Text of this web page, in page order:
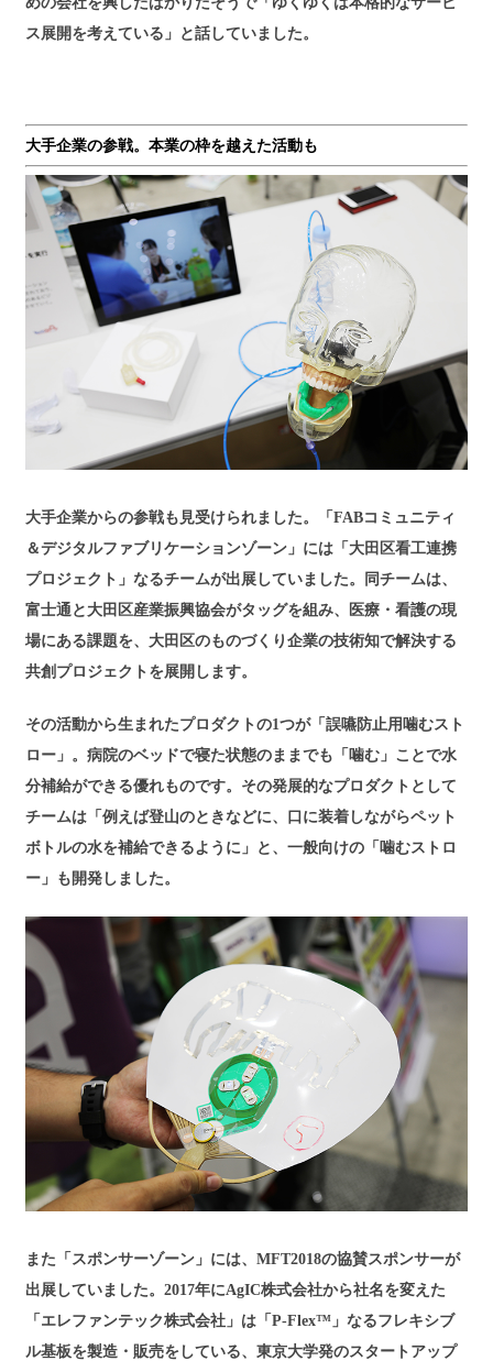
ス展開を考えている」と話していました。
大手企業の参戦。本業の枠を越えた活動も
大手企業からの参戦も見受けられました。「FABコミュニティ
＆デジタルファブリケーションゾーン」には「大田区看工連携
プロジェクト」なるチームが出展していました。同チームは、
富士通と大田区産業振興協会がタッグを組み、医療・看護の現
場にある課題を、大田区のものづくり企業の技術知で解決する
共創プロジェクトを展開します。
その活動から生まれたプロダクトの1つが「誤嚥防止用噛むスト
ロー」。病院のベッドで寝た状態のままでも「噛む」ことで水
分補給ができる優れものです。その発展的なプロダクトとして
チームは「例えば登山のときなどに、口に装着しながらペット
ボトルの水を補給できるように」と、一般向けの「噛むストロ
ー」も開発しました。
また「スポンサーゾーン」には、MFT2018の協賛スポンサーが
出展していました。2017年にAgIC株式会社から社名を変えた
「エレファンテック株式会社」は「P-Flex™」なるフレキシブ
ル基板を製造・販売をしている、東京大学発のスタートアップ